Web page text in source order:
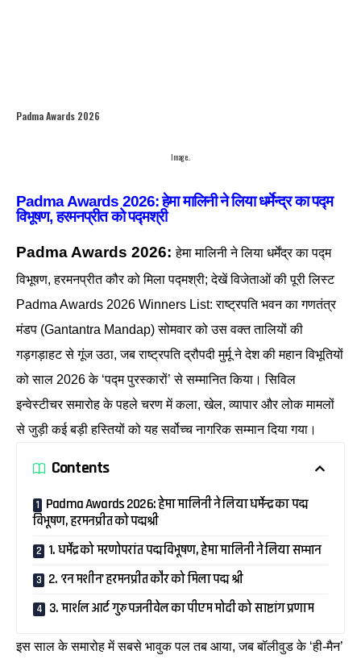
Padma Awards 2026
Image..
Padma Awards 2026: हेमा मालिनी ने लिया धर्मेन्द्र का पद्म
विभूषण, हरमनप्रीत को पद्मश्री
Padma Awards 2026: हेमा मालिनी ने लिया धर्मेंद्र का पद्म
विभूषण, हरमनप्रीत कौर को मिला पद्मश्री; देखें विजेताओं की पूरी लिस्ट
Padma Awards 2026 Winners List: राष्ट्रपति भवन का गणतंत्र
मंडप (Gantantra Mandap) सोमवार को उस वक्त तालियों की
गड़गड़ाहट से गूंज उठा, जब राष्ट्रपति द्रौपदी मुर्मू ने देश की महान विभूतियों
को साल 2026 के ‘पद्म पुरस्कारों’ से सम्मानित किया। सिविल
इन्वेस्टीचर समारोह के पहले चरण में कला, खेल, व्यापार और लोक मामलों
से जुड़ी कई बड़ी हस्तियों को यह सर्वोच्च नागरिक सम्मान दिया गया।
Contents
Padma Awards 2026: हेमा मालिनी ने लिया धर्मेन्द्र का पद्म
विभूषण, हरमनप्रीत को पद्मश्री
1. धर्मेंद्र को मरणोपरांत पद्म विभूषण, हेमा मालिनी ने लिया सम्मान
2. ‘रन मशीन’ हरमनप्रीत कौर को मिला पद्म श्री
3. मार्शल आर्ट गुरु पजनीवेल का पीएम मोदी को साष्टांग प्रणाम
इस साल के समारोह में सबसे भावुक पल तब आया, जब बॉलीवुड के ‘ही-मैन’